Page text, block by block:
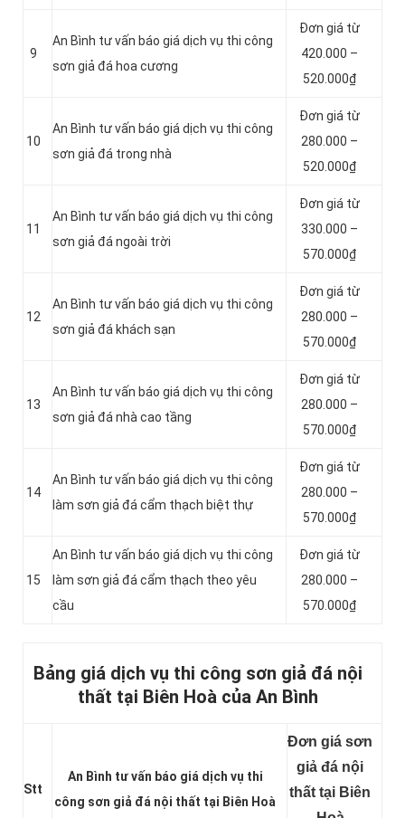
9
An Bình tư vấn báo giá dịch vụ thi công
sơn giả đá hoa cương
Đơn giá từ
420.000 –
520.000₫
10
An Bình tư vấn báo giá dịch vụ thi công
sơn giả đá trong nhà
Đơn giá từ
280.000 –
520.000₫
11
An Bình tư vấn báo giá dịch vụ thi công
sơn giả đá ngoài trời
Đơn giá từ
330.000 –
570.000₫
12
An Bình tư vấn báo giá dịch vụ thi công
sơn giả đá khách sạn
Đơn giá từ
280.000 –
570.000₫
13
An Bình tư vấn báo giá dịch vụ thi công
sơn giả đá nhà cao tầng
Đơn giá từ
280.000 –
570.000₫
14
An Bình tư vấn báo giá dịch vụ thi công
làm sơn giả đá cẩm thạch biệt thự
Đơn giá từ
280.000 –
570.000₫
15
An Bình tư vấn báo giá dịch vụ thi công
làm sơn giả đá cẩm thạch theo yêu
cầu
Đơn giá từ
280.000 –
570.000₫
Bảng giá dịch vụ thi công sơn giả đá nội
thất tại Biên Hoà của An Bình
Stt
An Bình tư vấn báo giá dịch vụ thi
công sơn giả đá nội thất tại Biên Hoà
Đơn giá sơn
giả đá nội
thất tại Biên